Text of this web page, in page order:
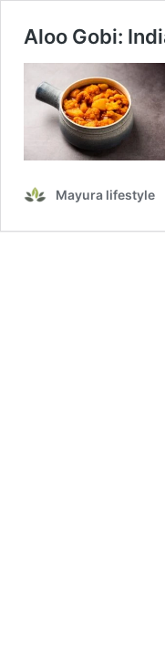
Aloo Gobi:
Mayura lifestyle